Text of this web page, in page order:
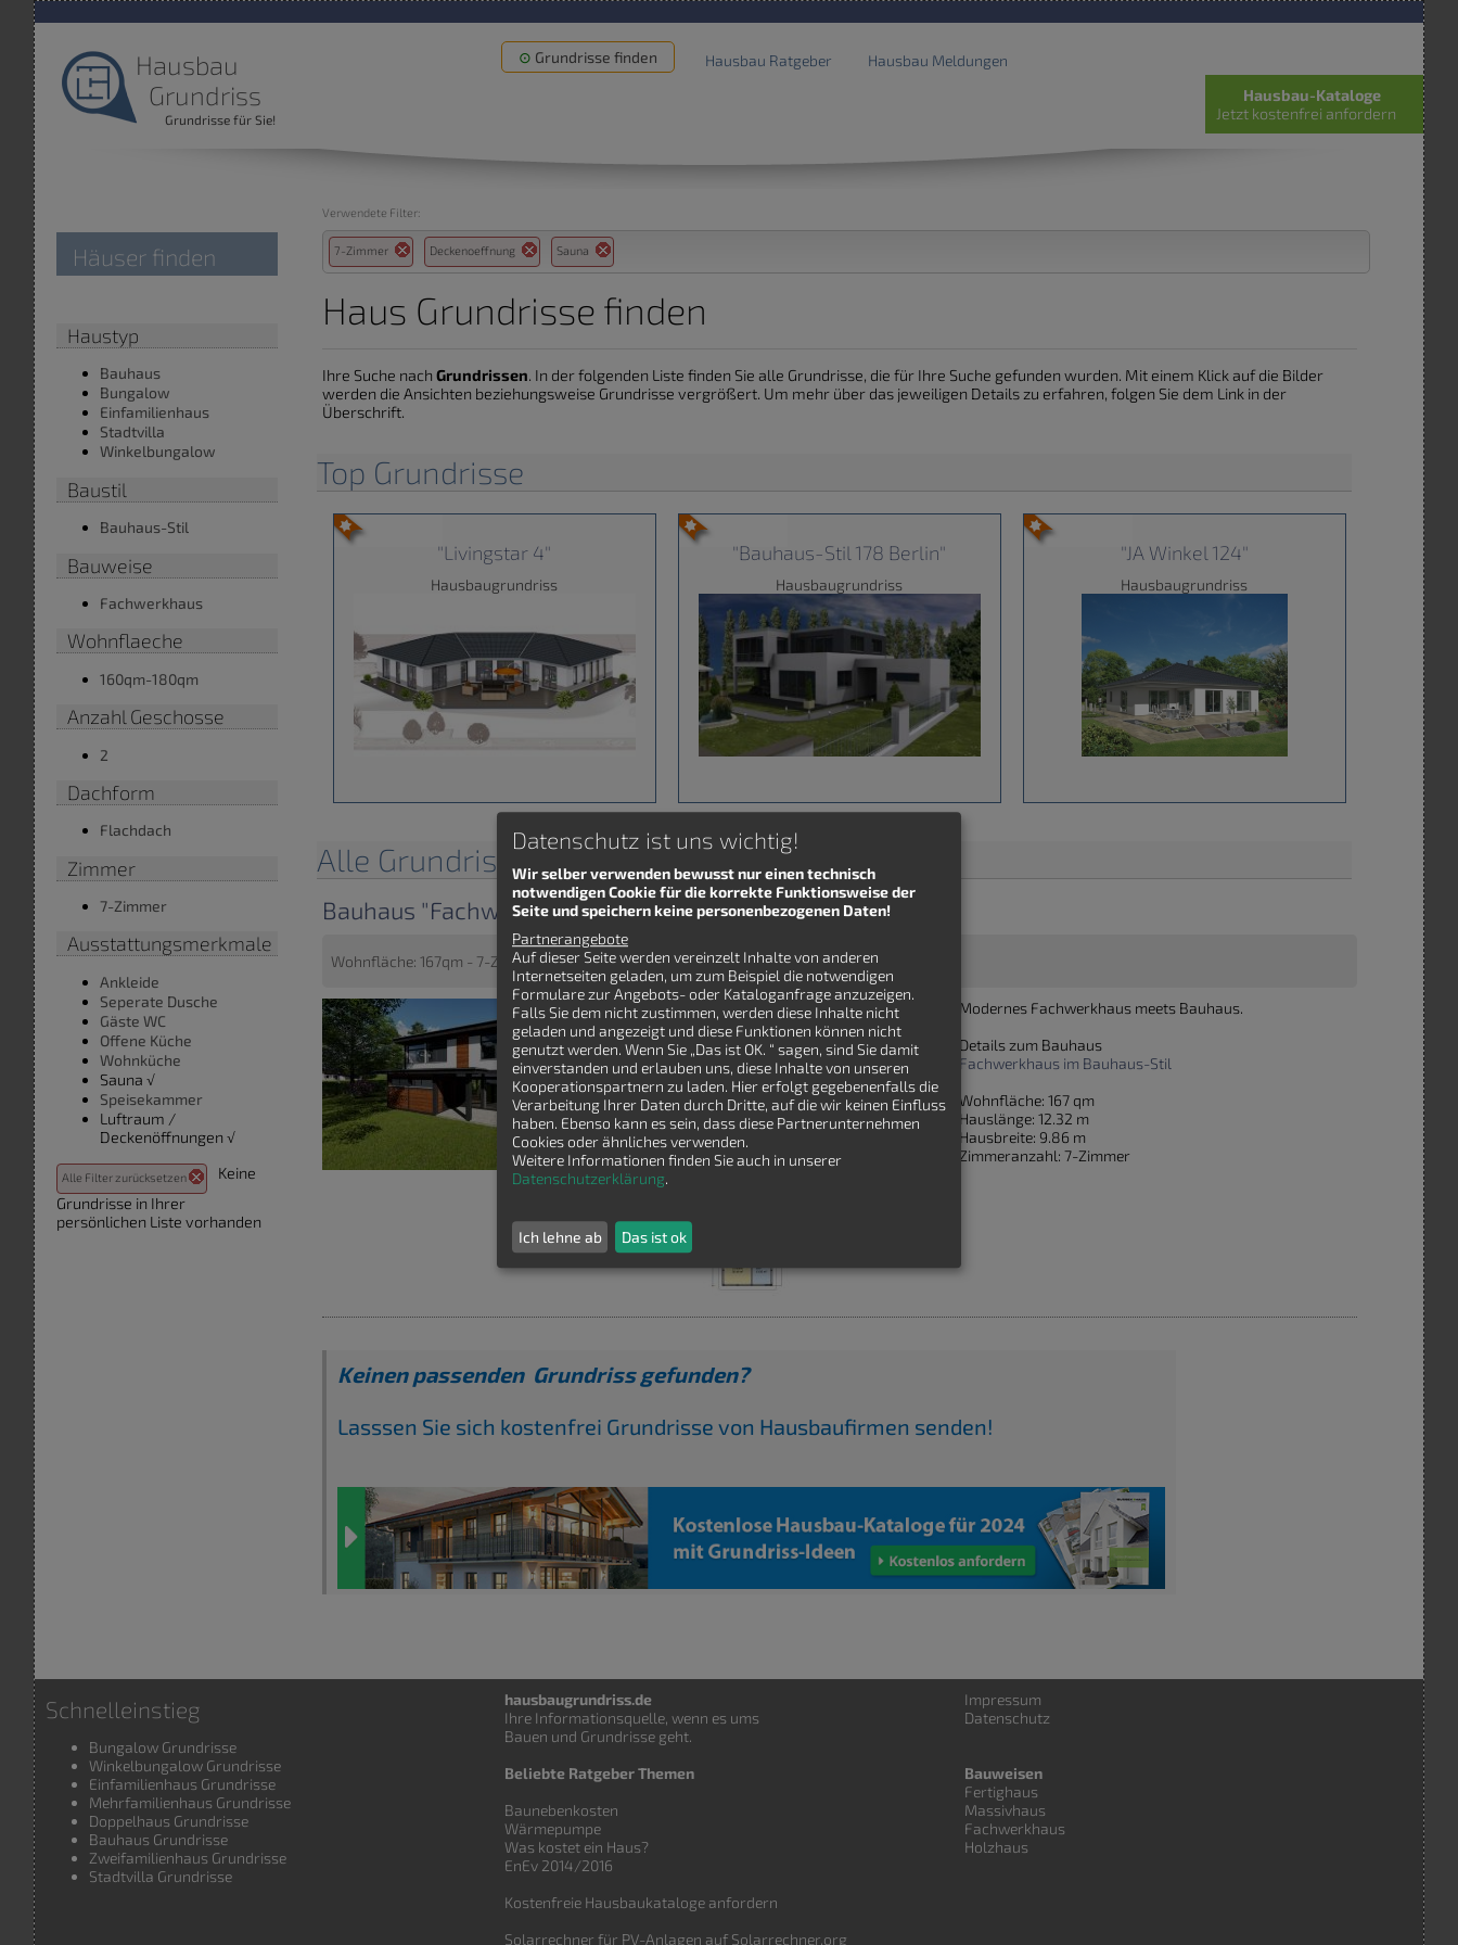
Hausbau
Grundriss
Grundrisse für Sie!
Grundrisse finden Hausbau Ratgeber Hausbau Meldungen
Verwendete Filter:
7-Zimmer Deckenoeffnung Sauna
Haus Grundrisse finden
Ihre Suche nach Grundrissen. In der folgenden Liste finden Sie alle Grundrisse, die für Ihre Suche gefunden wurden. Mit einem Klick auf die Bilder
werden die Ansichten beziehungsweise Grundrisse vergrößert. Um mehr über das jeweiligen Details zu erfahren, folgen Sie dem Link in der
Überschrift.
Top Grundrisse
"Livingstar 4"
Hausbaugrundriss
"Bauhaus-Stil 178 Berlin"
Hausbaugrundriss
"JA Winkel 124"
Hausbaugrundriss
Alle Grundrisse
Bauhaus "Fachwerkhaus im Bauhaus-Stil"
Wohnfläche: 167qm - 7-Zimmer - Fachwerkhaus - Bauhaus-Stil
Modernes Fachwerkhaus meets Bauhaus.
Details zum Bauhaus
Fachwerkhaus im Bauhaus-Stil
Wohnfläche: 167 qm
Hauslänge: 12.32 m
Hausbreite: 9.86 m
Zimmeranzahl: 7-Zimmer
Keinen passenden Grundriss gefunden?
Lasssen Sie sich kostenfrei Grundrisse von Hausbaufirmen senden!
Häuser finden
Haustyp
Bauhaus
Bungalow
Einfamilienhaus
Stadtvilla
Winkelbungalow
Baustil
Bauhaus-Stil
Bauweise
Fachwerkhaus
Wohnflaeche
160qm-180qm
Anzahl Geschosse
2
Dachform
Flachdach
Zimmer
7-Zimmer
Ausstattungsmerkmale
Ankleide
Seperate Dusche
Gäste WC
Offene Küche
Wohnküche
Sauna √
Speisekammer
Luftraum /
Deckenöffnungen √
Alle Filter zurücksetzen
Keine
Grundrisse in Ihrer
persönlichen Liste vorhanden
Hausbau-Kataloge
Jetzt kostenfrei anfordern
Schnelleinstieg
Bungalow Grundrisse
Winkelbungalow Grundrisse
Einfamilienhaus Grundrisse
Mehrfamilienhaus Grundrisse
Doppelhaus Grundrisse
Bauhaus Grundrisse
Zweifamilienhaus Grundrisse
Stadtvilla Grundrisse
hausbaugrundriss.de
Ihre Informationsquelle, wenn es ums
Bauen und Grundrisse geht.
Beliebte Ratgeber Themen
Baunebenkosten
Wärmepumpe
Was kostet ein Haus?
EnEv 2014/2016
Kostenfreie Hausbaukataloge anfordern
Solarrechner für PV-Anlagen auf Solarrechner.org
Impressum
Datenschutz
Bauweisen
Fertighaus
Massivhaus
Fachwerkhaus
Holzhaus
Datenschutz ist uns wichtig!
Wir selber verwenden bewusst nur einen technisch
notwendigen Cookie für die korrekte Funktionsweise der
Seite und speichern keine personenbezogenen Daten!
Partnerangebote
Auf dieser Seite werden vereinzelt Inhalte von anderen
Internetseiten geladen, um zum Beispiel die notwendigen
Formulare zur Angebots- oder Kataloganfrage anzuzeigen.
Falls Sie dem nicht zustimmen, werden diese Inhalte nicht
geladen und angezeigt und diese Funktionen können nicht
genutzt werden. Wenn Sie „Das ist OK. “ sagen, sind Sie damit
einverstanden und erlauben uns, diese Inhalte von unseren
Kooperationspartnern zu laden. Hier erfolgt gegebenenfalls die
Verarbeitung Ihrer Daten durch Dritte, auf die wir keinen Einfluss
haben. Ebenso kann es sein, dass diese Partnerunternehmen
Cookies oder ähnliches verwenden.
Weitere Informationen finden Sie auch in unserer
Datenschutzerklärung.
Ich lehne ab Das ist ok